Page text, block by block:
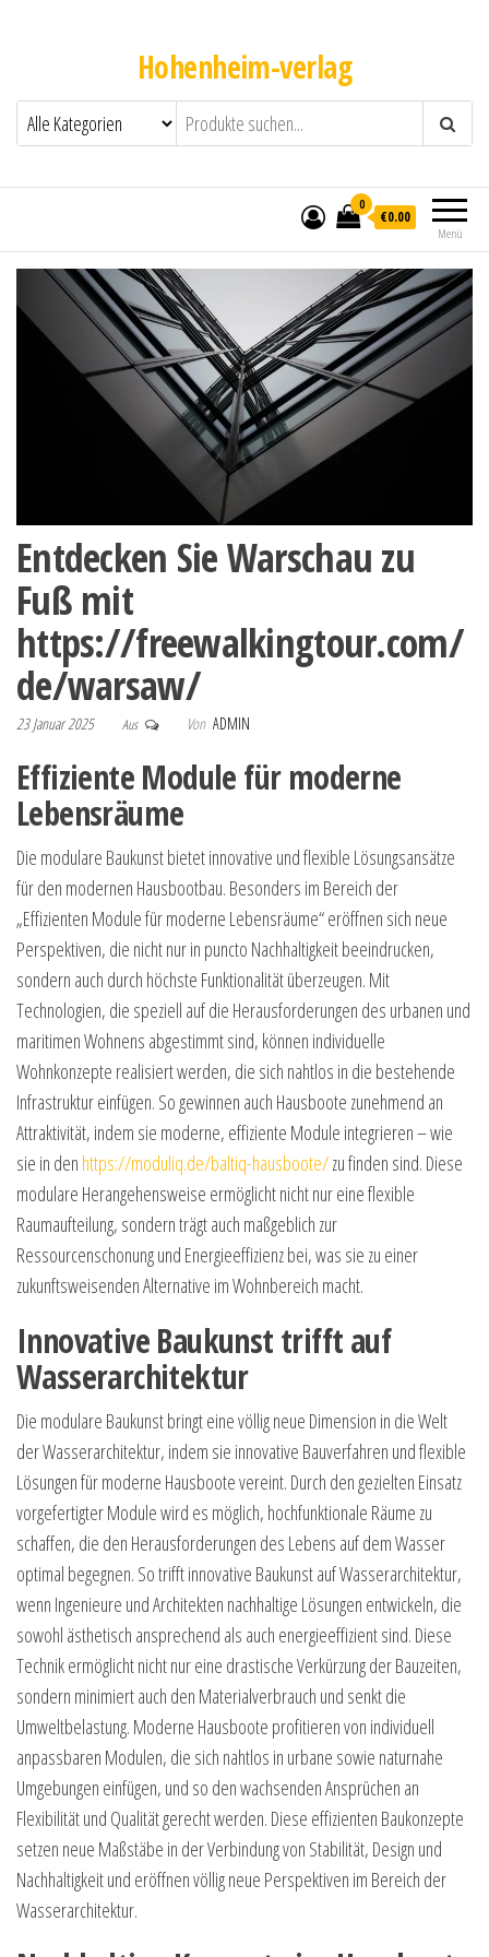
Hohenheim-verlag
Menü
0
€0.00
Entdecken Sie Warschau zu
Fuß mit
https://freewalkingtour.com/
de/warsaw/
23 Januar 2025 Aus Von ADMIN
Effiziente Module für moderne
Lebensräume
Die modulare Baukunst bietet innovative und flexible Lösungsansätze
für den modernen Hausbootbau. Besonders im Bereich der
„Effizienten Module für moderne Lebensräume“ eröffnen sich neue
Perspektiven, die nicht nur in puncto Nachhaltigkeit beeindrucken,
sondern auch durch höchste Funktionalität überzeugen. Mit
Technologien, die speziell auf die Herausforderungen des urbanen und
maritimen Wohnens abgestimmt sind, können individuelle
Wohnkonzepte realisiert werden, die sich nahtlos in die bestehende
Infrastruktur einfügen. So gewinnen auch Hausboote zunehmend an
Attraktivität, indem sie moderne, effiziente Module integrieren – wie
sie in den https://moduliq.de/baltiq-hausboote/zu finden sind. Diese
modulare Herangehensweise ermöglicht nicht nur eine flexible
Raumaufteilung, sondern trägt auch maßgeblich zur
Ressourcenschonung und Energieeffizienz bei, was sie zu einer
zukunftsweisenden Alternative im Wohnbereich macht.
Innovative Baukunst trifft auf
Wasserarchitektur
Die modulare Baukunst bringt eine völlig neue Dimension in die Welt
der Wasserarchitektur, indem sie innovative Bauverfahren und flexible
Lösungen für moderne Hausboote vereint. Durch den gezielten Einsatz
vorgefertigter Module wird es möglich, hochfunktionale Räume zu
schaffen, die den Herausforderungen des Lebens auf dem Wasser
optimal begegnen. So trifft innovative Baukunst auf Wasserarchitektur,
wenn Ingenieure und Architekten nachhaltige Lösungen entwickeln, die
sowohl ästhetisch ansprechend als auch energieeffizient sind. Diese
Technik ermöglicht nicht nur eine drastische Verkürzung der Bauzeiten,
sondern minimiert auch den Materialverbrauch und senkt die
Umweltbelastung. Moderne Hausboote profitieren von individuell
anpassbaren Modulen, die sich nahtlos in urbane sowie naturnahe
Umgebungen einfügen, und so den wachsenden Ansprüchen an
Flexibilität und Qualität gerecht werden. Diese effizienten Baukonzepte
setzen neue Maßstäbe in der Verbindung von Stabilität, Design und
Nachhaltigkeit und eröffnen völlig neue Perspektiven im Bereich der
Wasserarchitektur.